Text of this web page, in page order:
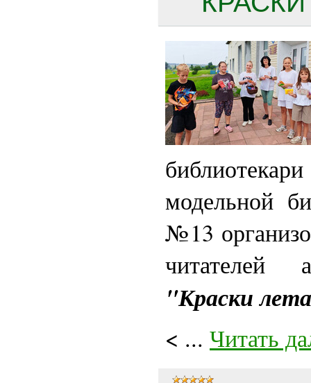
модельной
№13
"Краски
< ... Читать